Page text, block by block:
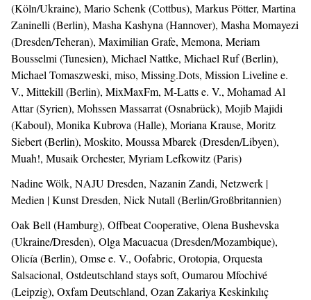
(Köln/Ukraine), Mario Schenk (Cottbus), Markus Pötter, Martina
Zaninelli (Berlin), Masha Kashyna (Hannover), Masha Momayezi
(Dresden/Teheran), Maximilian Grafe, Memona, Meriam
Bousselmi (Tunesien), Michael Nattke, Michael Ruf (Berlin),
Michael Tomaszweski, miso, Missing.Dots, Mission Liveline e.
V., Mittekill (Berlin), MixMaxFm, M-Latts e. V., Mohamad Al
Attar (Syrien), Mohssen Massarrat (Osnabrück), Mojib Majidi
(Kaboul), Monika Kubrova (Halle), Moriana Krause, Moritz
Siebert (Berlin), Moskito, Moussa Mbarek (Dresden/Libyen),
Muah!, Musaik Orchester, Myriam Lefkowitz (Paris)
Nadine Wölk, NAJU Dresden, Nazanin Zandi, Netzwerk |
Medien | Kunst Dresden, Nick Nutall (Berlin/Großbritannien)
Oak Bell (Hamburg), Offbeat Cooperative, Olena Bushevska
(Ukraine/Dresden), Olga Macuacua (Dresden/Mozambique),
Olicía (Berlin), Omse e. V., Oofabric, Orotopia, Orquesta
Salsacional, Ostdeutschland stays soft, Oumarou Mfochivé
(Leipzig), Oxfam Deutschland, Ozan Zakariya Keskinkılıç